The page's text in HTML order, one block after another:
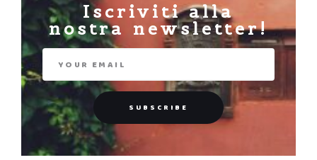
Iscriviti alla
nostra newsletter!